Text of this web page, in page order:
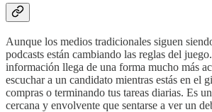
Aunque los medios tradicionales siguen
podcasts están cambiando las reglas del
información llega de una forma mucho más
escuchar a un candidato mientras estás en el
compras o terminando tus tareas diarias. Es
cercana y envolvente que sentarse a ver un